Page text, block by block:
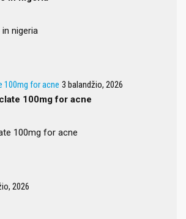
nigeria
100mg for acne 3 balandžio, 2026
100mg for acne
100mg for acne
2026